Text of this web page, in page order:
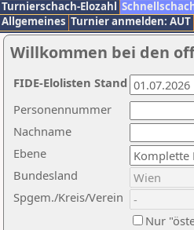
Turnierschach-Elozahl
Allgemeines Turnier anmelden: AUT
Willkommen bei den
Nachname
Ebene
Personennummer
Bundesland
Spgem./Kreis/Verein
Nur
FIDE-Elolisten Stand